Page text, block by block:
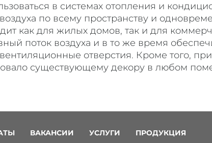
в системах отопления и
по всему пространству и
как для жилых домов, так и для
поток воздуха и в то же время
отверстия. Кроме того,
существующему декору в любом
ВАКАНСИИ УСЛУГИ
ПРОДУКЦИЯ